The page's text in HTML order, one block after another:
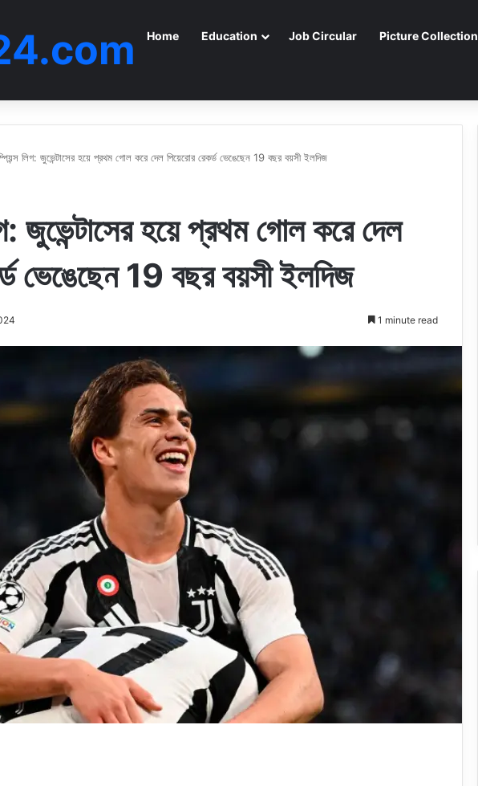
Home Education Job Circular Picture Collection
লিগ: জুভেন্টাসের হয়ে প্রথম গোল করে দেল পিয়েরোর রেকর্ড ভেঙেছেন 19 বছর বয়সী ইলদিজ
জুভেন্টাসের হয়ে প্রথম গোল করে দেল
ভেঙেছেন 19 বছর বয়সী ইলদিজ
1 minute read